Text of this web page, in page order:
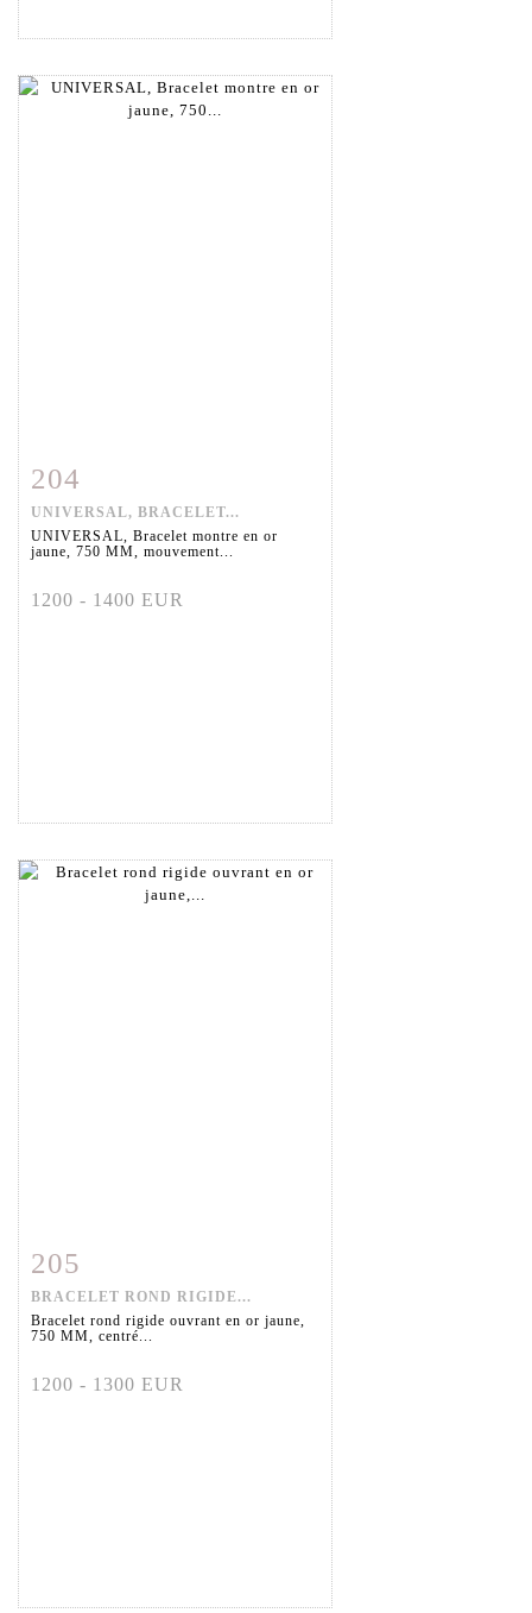
Fiche détaillée
204
UNIVERSAL, BRACELET...
UNIVERSAL, Bracelet montre en or
jaune, 750 MM, mouvement...
1200 - 1400 EUR
Fiche détaillée
205
BRACELET ROND RIGIDE...
Bracelet rond rigide ouvrant en or jaune,
750 MM, centré...
1200 - 1300 EUR